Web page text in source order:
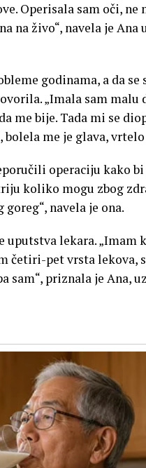
Operisala sam oči,
na živo“, navela je
godinama, a da
„Imala sam
me bije. Tada mi se
me je glava,
operaciju kako
koliko mogu zbog
navela je ona.
lekara. „Imam
četiri-pet vrsta lekova,
sam“, priznala je Ana,